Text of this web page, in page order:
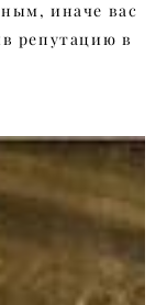
иначе вас
репутацию в